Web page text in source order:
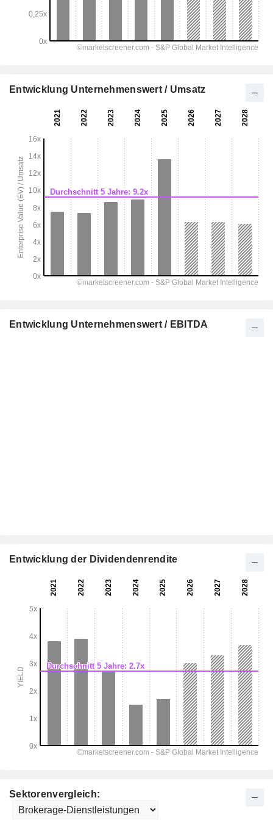
Sektorenvergleich:
Entwicklung Unternehmenswert / Umsatz
Entwicklung Unternehmenswert / EBITDA
Entwicklung der Dividendenrendite